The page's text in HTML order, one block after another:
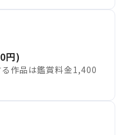
円)
作品は鑑賞料金1,400